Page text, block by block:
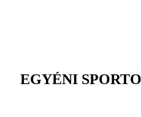
EGYÉNI